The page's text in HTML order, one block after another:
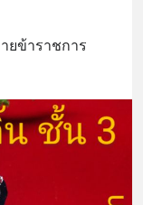
ยข้าราชการ